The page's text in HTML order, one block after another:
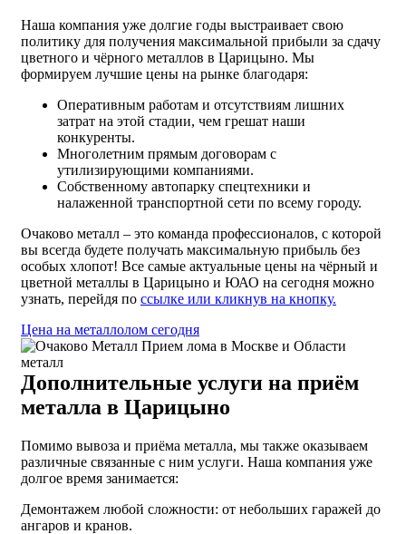
Наша компания уже долгие годы выстраивает свою
политику для получения максимальной прибыли за сдачу
цветного и чёрного металлов в Царицыно. Мы
формируем лучшие цены на рынке благодаря:
Оперативным работам и отсутствиям лишних
затрат на этой стадии, чем грешат наши
конкуренты.
Многолетним прямым договорам с
утилизирующими компаниями.
Собственному автопарку спецтехники и
налаженной транспортной сети по всему городу.
Очаково металл – это команда профессионалов, с которой
вы всегда будете получать максимальную прибыль без
особых хлопот! Все самые актуальные цены на чёрный и
цветной металлы в Царицыно и ЮАО на сегодня можно
узнать, перейдя по ссылке или кликнув на кнопку.
Цена на металлолом сегодня
Дополнительные услуги на приём
металла в Царицыно
Помимо вывоза и приёма металла, мы также оказываем
различные связанные с ним услуги. Наша компания уже
долгое время занимается:
Демонтажем любой сложности: от небольших гаражей до
ангаров и кранов.